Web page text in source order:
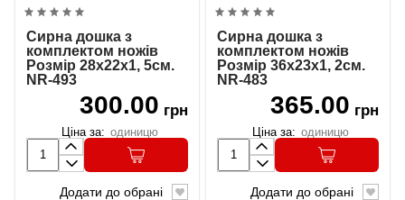
Сирна дошка з
комплектом ножів
Розмір 28х22х1, 5см.
NR-493
300.00 грн
Ціна за: одиницю
Додати до обрані
Сирна дошка з
комплектом ножів
Розмір 36х23х1, 2см.
NR-483
365.00 грн
Ціна за: одиницю
Додати до обрані